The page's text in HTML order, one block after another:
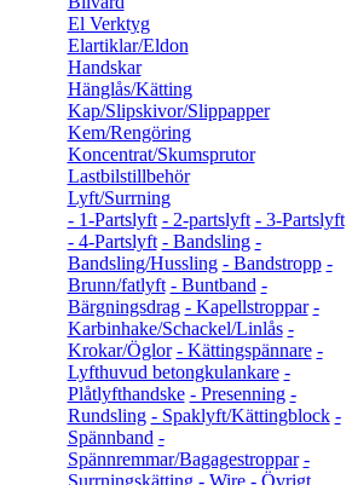
El Verktyg
Elartiklar/Eldon
Handskar
Hänglås/Kätting
Kap/Slipskivor/Slippapper
Kem/Rengöring
Koncentrat/Skumsprutor
Lastbilstillbehör
Lyft/Surrning
- 1-Partslyft - 2-partslyft - 3-Partslyft
- 4-Partslyft - Bandsling -
Bandsling/Hussling - Bandstropp -
Brunn/fatlyft - Buntband -
Bärgningsdrag - Kapellstroppar -
Karbinhake/Schackel/Linlås -
Krokar/Öglor - Kättingspännare -
Lyfthuvud betongkulankare -
Plåtlyfthandske - Presenning -
Rundsling - Spaklyft/Kättingblock -
Spännband -
Spännremmar/Bagagestroppar -
Surrningskätting - Wire - Övrigt